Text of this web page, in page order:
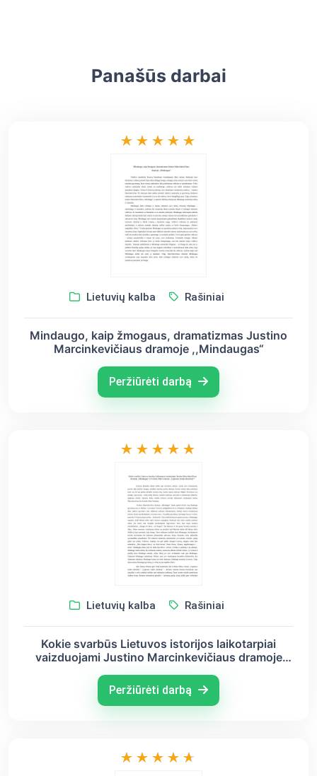
Panašūs darbai
Lietuvių kalba Rašiniai
Mindaugo, kaip žmogaus, dramatizmas Justino
Marcinkevičiaus dramoje ,,Mindaugas“
Peržiūrėti darbą
Lietuvių kalba Rašiniai
Kokie svarbūs Lietuvos istorijos laikotarpiai
vaizduojami Justino Marcinkevičiaus dramoje
trunka akimirką“?
Peržiūrėti darbą